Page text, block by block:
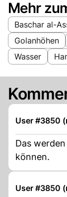
Mehr
Baschar al-
Golanhöhen
Wasser
User #3850
Das
können.
User #3850